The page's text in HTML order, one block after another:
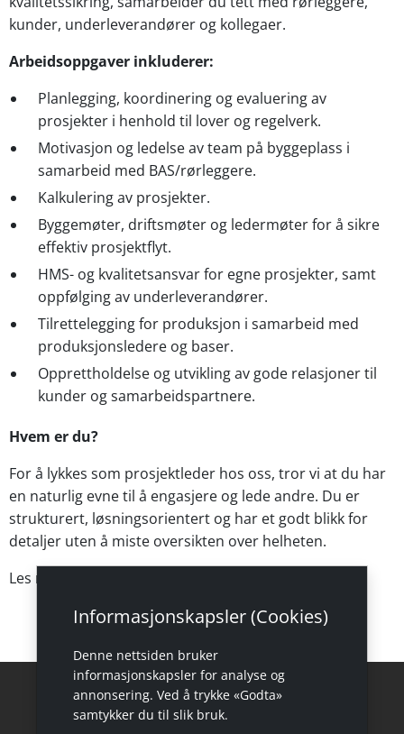
kunder, underleverandører og kollegaer.
Arbeidsoppgaver inkluderer:
Planlegging, koordinering og evaluering av
prosjekter i henhold til lover og regelverk.
Motivasjon og ledelse av team på byggeplass i
samarbeid med BAS/rørleggere.
Kalkulering av prosjekter.
Byggemøter, driftsmøter og ledermøter for å sikre
effektiv prosjektflyt.
HMS- og kvalitetsansvar for egne prosjekter, samt
oppfølging av underleverandører.
Tilrettelegging for produksjon i samarbeid med
produksjonsledere og baser.
Opprettholdelse og utvikling av gode relasjoner til
kunder og samarbeidspartnere.
Hvem er du?
For å lykkes som prosjektleder hos oss, tror vi at du har
en naturlig evne til å engasjere og lede andre. Du er
strukturert, løsningsorientert og har et godt blikk for
detaljer uten å miste oversikten over helheten.
Les mer om stillingen og søk
Informasjonskapsler (Cookies)
Denne nettsiden bruker
informasjonskapsler for analyse og
annonsering. Ved å trykke «Godta»
samtykker du til slik bruk.